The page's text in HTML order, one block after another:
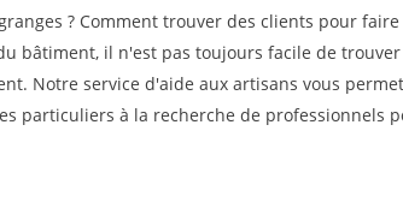
? Comment trouver des clients pour
bâtiment, il n'est pas toujours facile de
Notre service d'aide aux artisans vous
particuliers à la recherche de professionnels